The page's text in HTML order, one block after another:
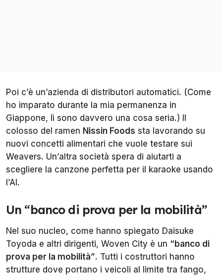
Poi c’è un’azienda di distributori automatici. (Come
ho imparato durante la mia permanenza in
Giappone, lì sono davvero una cosa seria.) Il
colosso del ramen Nissin Foods sta lavorando su
nuovi concetti alimentari che vuole testare sui
Weavers. Un’altra società spera di aiutarti a
scegliere la canzone perfetta per il karaoke usando
l’AI.
Un “banco di prova per la mobilità”
Nel suo nucleo, come hanno spiegato Daisuke
Toyoda e altri dirigenti, Woven City è un “banco di
prova per la mobilità”. Tutti i costruttori hanno
strutture dove portano i veicoli al limite tra fango,